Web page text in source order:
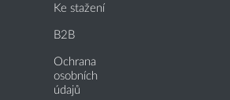
Ke stažení
B2B
Ochrana
osobních
údajů